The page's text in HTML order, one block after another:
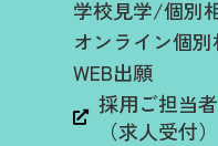
学校見学/個別
オンライン個別
WEB出願
採用ご担当
（求人受付）